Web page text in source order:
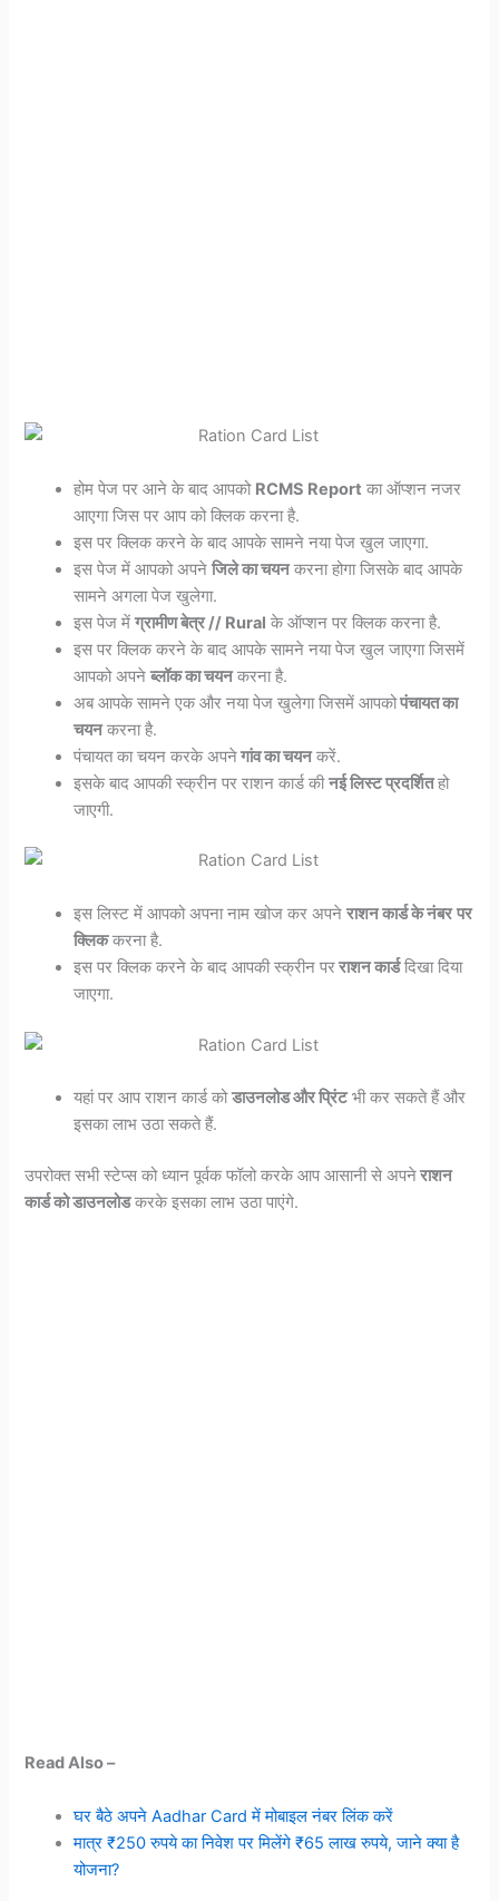
होम पेज पर आने के बाद आपको RCMS Report का ऑप्शन नजर
आएगा जिस पर आप को क्लिक करना है.
इस पर क्लिक करने के बाद आपके सामने नया पेज खुल जाएगा.
इस पेज में आपको अपनेजिले का चयनकरना होगा जिसके बाद आपके
सामने अगला पेज खुलेगा.
इस पेज मेंग्रामीण बेत्र // Rural के ऑप्शन पर क्लिक करना है.
इस पर क्लिक करने के बाद आपके सामने नया पेज खुल जाएगा जिसमें
आपको अपनेब्लॉक का चयनकरना है.
अब आपके सामने एक और नया पेज खुलेगा जिसमें आपकोपंचायत का
चयनकरना है.
पंचायत का चयन करके अपनेगांव का चयनकरें.
इसके बाद आपकी स्क्रीन पर राशन कार्ड कीनई लिस्ट प्रदर्शितहो
जाएगी.
इस लिस्ट में आपको अपना नाम खोज कर अपनेराशन कार्ड के नंबर पर
क्लिककरना है.
इस पर क्लिक करने के बाद आपकी स्क्रीन परराशन कार्डदिखा दिया
जाएगा.
यहां पर आप राशन कार्ड कोडाउनलोड और प्रिंटभी कर सकते हैं और
इसका लाभ उठा सकते हैं.
उपरोक्त सभी स्टेप्स को ध्यान पूर्वक फॉलो करके आप आसानी से अपनेराशन
कार्ड को डाउनलोडकरके इसका लाभ उठा पाएंगे.
Read Also –
घर बैठे अपने Aadhar Card में मोबाइल नंबर लिंक करें
मात्र ₹250 रुपये का निवेश पर मिलेंगे ₹65 लाख रुपये, जाने क्या है
योजना?